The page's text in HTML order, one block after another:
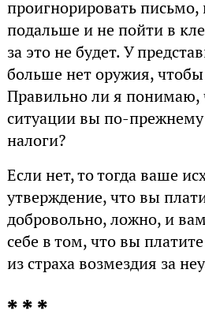
проигнорировать письмо,
подальше и не пойти в
за это не будет. У
больше нет оружия, чтобы
Правильно ли я понимаю,
ситуации вы по-прежнему
налоги?
Если нет, то тогда ваше
утверждение, что вы
добровольно, ложно, и
себе в том, что вы
из страха возмездия за
* * *